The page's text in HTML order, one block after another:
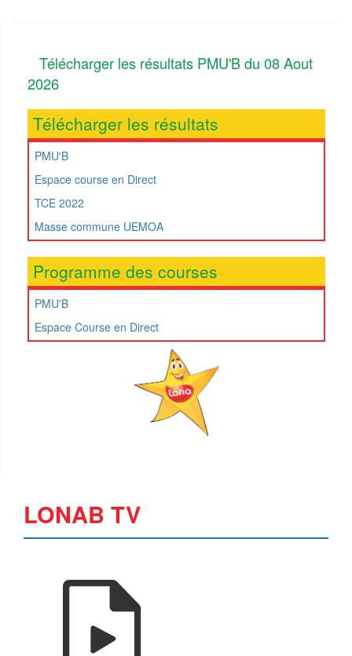
Télécharger les résultats PMU'B du 08 Aout
2026
Télécharger les résultats
PMU'B
Espace course en Direct
TCE 2022
Masse commune UEMOA
Programme des courses
PMU'B
Espace Course en Direct
LONAB TV